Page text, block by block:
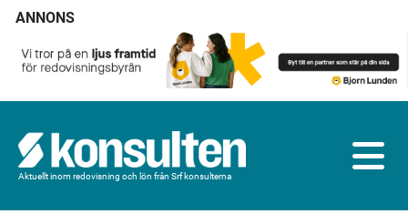
ANNONS
Aktuellt inom redovisning och lön från Srf konsulterna